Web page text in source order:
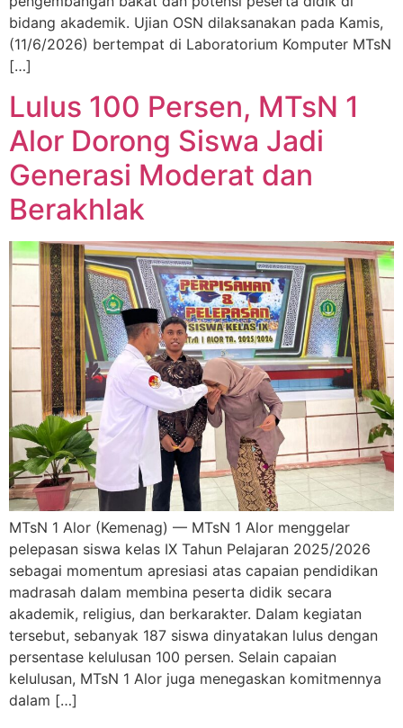
bidang akademik. Ujian OSN dilaksanakan pada Kamis,
(11/6/2026) bertempat di Laboratorium Komputer MTsN
[…]
Lulus 100 Persen, MTsN 1
Alor Dorong Siswa Jadi
Generasi Moderat dan
Berakhlak
MTsN 1 Alor (Kemenag) — MTsN 1 Alor menggelar
pelepasan siswa kelas IX Tahun Pelajaran 2025/2026
sebagai momentum apresiasi atas capaian pendidikan
madrasah dalam membina peserta didik secara
akademik, religius, dan berkarakter. Dalam kegiatan
tersebut, sebanyak 187 siswa dinyatakan lulus dengan
persentase kelulusan 100 persen. Selain capaian
kelulusan, MTsN 1 Alor juga menegaskan komitmennya
dalam […]